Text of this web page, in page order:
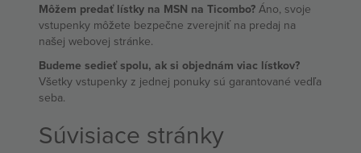
Môžem predať lístky na MSN na Ticombo? Áno, svoje
vstupenky môžete bezpečne zverejniť na predaj na
našej webovej stránke.
Budeme sedieť spolu, ak si objednám viac lístkov?
Všetky vstupenky z jednej ponuky sú garantované vedľa
seba.
Súvisiace stránky